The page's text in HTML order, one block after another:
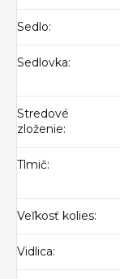
Sedlo:
Sedlovka:
Stredové
zloženie:
Tlmič:
Veľkosť kolies:
Vidlica: